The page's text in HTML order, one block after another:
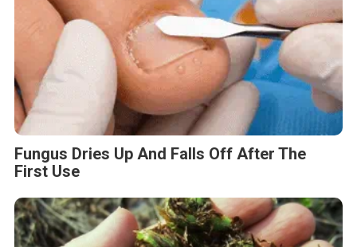
Fungus Dries Up And Falls Off After The
First Use